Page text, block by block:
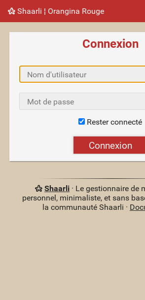
Shaarli ¦ Orangina Rouge
Nuage de tags Mur d'images
Connexion
Rester connecté
Shaarli· Le gestionnaire de
personnel, minimaliste, et sans
la communauté Shaarli ·